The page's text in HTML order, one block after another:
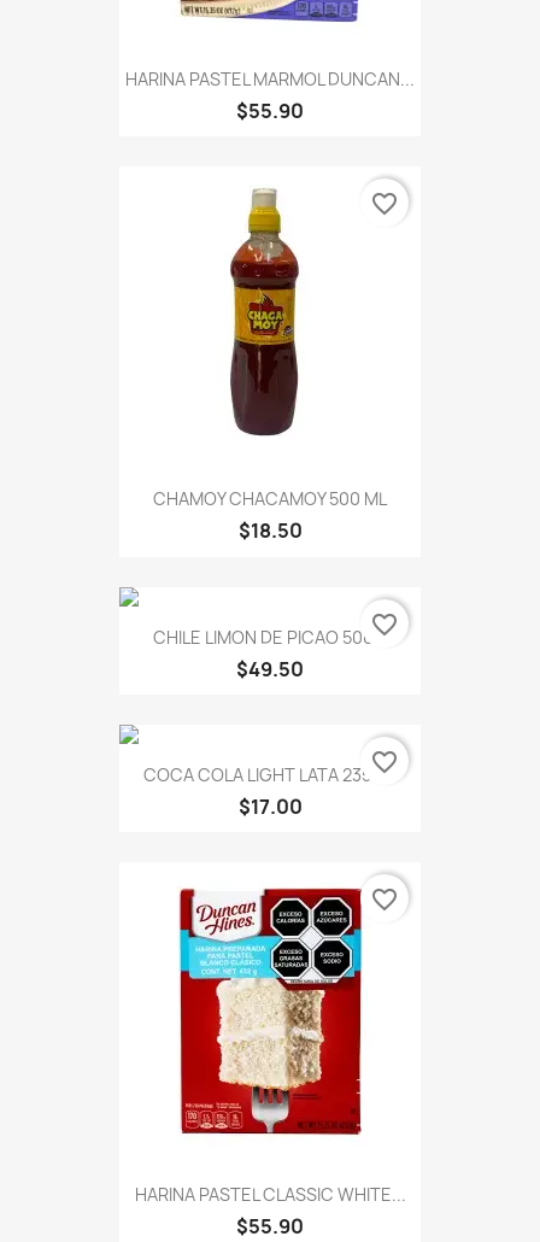
HARINA PASTEL MARMOL DUNCAN...
$55.90
CHAMOY CHACAMOY 500 ML
$18.50
favorite_border
CHILE LIMON DE PICAO 500...
$49.50
favorite_border
COCA COLA LIGHT LATA 235 ML
$17.00
favorite_border
HARINA PASTEL CLASSIC WHITE...
$55.90
favorite_border